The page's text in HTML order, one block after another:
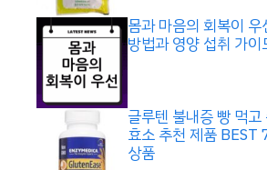
몸과 마음의 회복이
방법과 영양 섭취 가이
글루텐 불내증 빵 먹
효소 추천 제품 BEST
상품